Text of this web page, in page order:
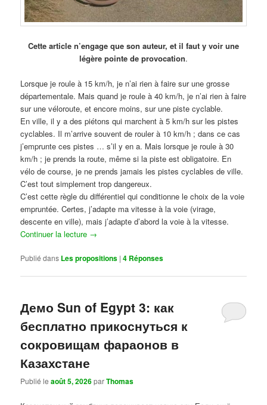
Cette article n’engage que son auteur, et il faut y voir une
légère pointe de provocation.
Lorsque je roule à 15 km/h, je n’ai rien à faire sur une grosse
départementale. Mais quand je roule à 40 km/h, je n’ai rien à faire
sur une véloroute, et encore moins, sur une piste cyclable.
En ville, il y a des piétons qui marchent à 5 km/h sur les pistes
cyclables. Il m’arrive souvent de rouler à 10 km/h ; dans ce cas
j’emprunte ces pistes … s’il y en a. Mais lorsque je roule à 30
km/h ; je prends la route, même si la piste est obligatoire. En
vélo de course, je ne prends jamais les pistes cyclables de ville.
C’est tout simplement trop dangereux.
C’est cette règle du différentiel qui conditionne le choix de la voie
empruntée. Certes, j’adapte ma vitesse à la voie (virage,
descente en ville), mais j’adapte d’abord la voie à la vitesse.
Continuer la lecture →
Publié dans Les propositions |4 Réponses
Демо Sun of Egypt 3: как
бесплатно прикоснуться к
сокровищам фараонов в
Казахстане
Publié leaoût 5, 2026parThomas